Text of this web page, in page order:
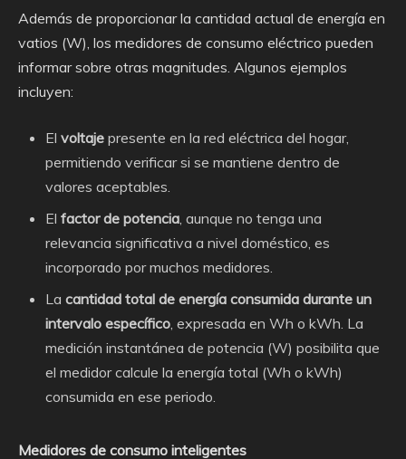
Además de proporcionar la cantidad actual de energía en
vatios (W), los medidores de consumo eléctrico pueden
informar sobre otras magnitudes. Algunos ejemplos
incluyen:
El voltaje presente en la red eléctrica del hogar,
permitiendo verificar si se mantiene dentro de
valores aceptables.
El factor de potencia, aunque no tenga una
relevancia significativa a nivel doméstico, es
incorporado por muchos medidores.
La cantidad total de energía consumida durante un
intervalo específico, expresada en Wh o kWh. La
medición instantánea de potencia (W) posibilita que
el medidor calcule la energía total (Wh o kWh)
consumida en ese periodo.
Medidores de consumo inteligentes